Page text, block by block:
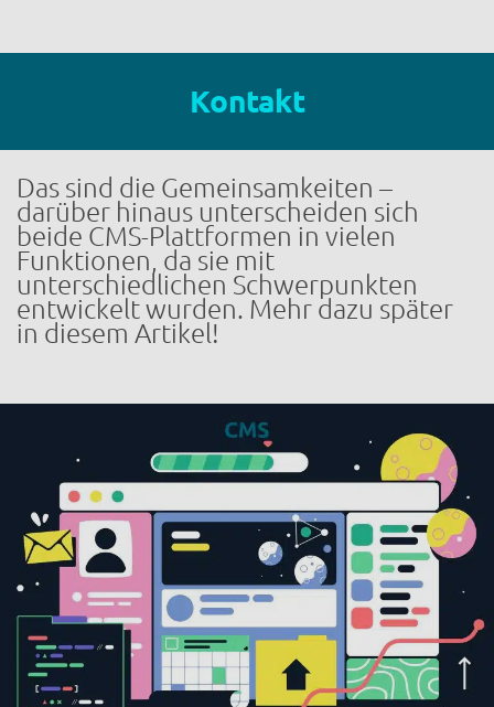
Das sind die Gemeinsamkeiten –
darüber hinaus unterscheiden sich
beide CMS-Plattformen in vielen
Funktionen, da sie mit
unterschiedlichen Schwerpunkten
entwickelt wurden. Mehr dazu später
in diesem Artikel!
Kontakt